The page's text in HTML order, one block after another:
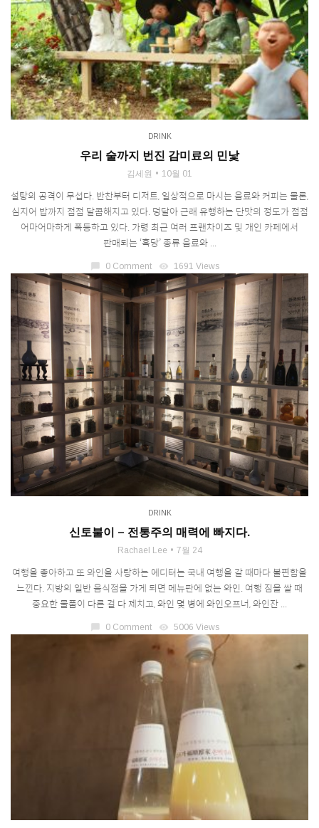
DRINK
우리 술까지 번진 감미료의 민낯
김세원 10월 01
설탕의 공격이 무섭다. 반찬부터 디저트, 일상적으로 마시는 음료와 커피는 물론,
심지어 밥까지 점점 달콤해지고 있다. 덩달아 근래 유행하는 단맛의 정도가 점점
어마어마하게 폭등하고 있다. 가령 최근 여러 프랜차이즈 및 개인 카페에서
판매되는 ‘흑당’ 종류 음료와 ...
0 Comment visibility 1691 Views
DRINK
신토불이 – 전통주의 매력에 빠지다.
Rachael Lee 7월 24
여행을 좋아하고 또 와인을 사랑하는 에디터는 국내 여행을 갈 때마다 불편함을
느낀다. 지방의 일반 음식점을 가게 되면 메뉴판에 없는 와인. 여행 짐을 쌀 때
중요한 물품이 다른 걸 다 제치고, 와인 몇 병에 와인오프너, 와인잔 ...
chat_bubble 0 Comment visibility 5006 Views